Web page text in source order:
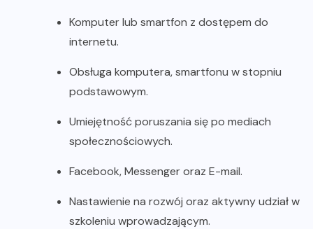
Komputer lub smartfon z dostępem do
internetu.
Obsługa komputera, smartfonu w stopniu
podstawowym.
Umiejętność poruszania się po mediach
społecznościowych.
Facebook, Messenger oraz E-mail.
Nastawienie na rozwój oraz aktywny udział w
szkoleniu wprowadzającym.